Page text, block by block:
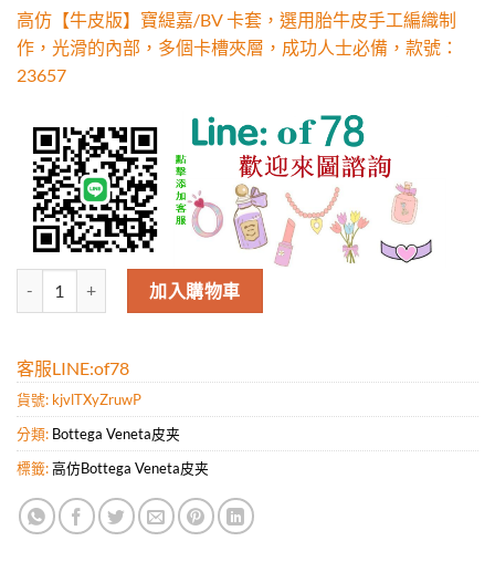
分
高仿【牛皮版】寶緹嘉/BV 卡套，選用胎牛皮手工編織制
作，光滑的內部，多個卡槽夾層，成功人士必備，款號：
23657
高仿【牛皮版】寶緹嘉/BV 卡套，選用胎牛皮手工編織制作，光滑的
加入購物車
客服LINE:of78
貨號: kjvlTXyZruwP
分類: Bottega Veneta皮夹
標籤:高仿Bottega Veneta皮夹